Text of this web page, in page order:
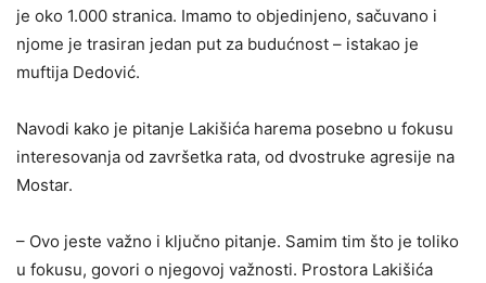
je oko 1.000 stranica. Imamo to objedinjeno, sačuvano i
njome je trasiran jedan put za budućnost – istakao je
muftija Dedović.
Navodi kako je pitanje Lakišića harema posebno u fokusu
interesovanja od završetka rata, od dvostruke agresije na
Mostar.
– Ovo jeste važno i ključno pitanje. Samim tim što je toliko
u fokusu, govori o njegovoj važnosti. Prostora Lakišića